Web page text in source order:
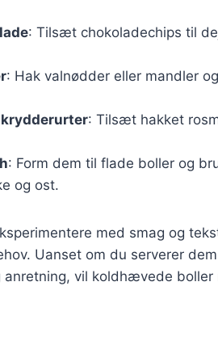
: Tilsæt chokoladechips til
: Hak valnødder eller mandler
: Tilsæt hakket
: Form dem til flade boller og
og ost.
med smag og
Uanset om du serverer
vil koldhævede boller